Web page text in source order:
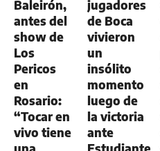
Baleirón,
antes del
show de
Los
Pericos
en
Rosario:
“Tocar en
vivo tiene
jugadores
de Boca
vivieron
un
insólito
momento
luego de
la victoria
ante